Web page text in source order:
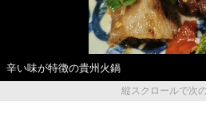
辛い味が特徴の貴州火鍋
縦スクロールで次